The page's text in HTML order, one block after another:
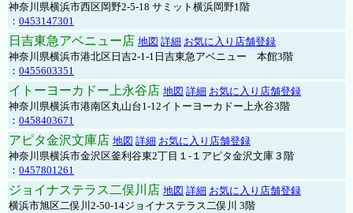
神奈川県横浜市西区岡野2-5-18 サミット横浜岡野1階
： 0453147301
日吉東急アベニュー店 地図 詳細 お気に入り店舗登録
神奈川県横浜市港北区日吉2-1-1日吉東急アベニュー 本館3階
： 0455603351
イトーヨーカドー上永谷店 地図 詳細 お気に入り店舗登録
神奈川県横浜市港南区丸山台1-12イトーヨーカドー上永谷3階
： 0458403671
アピタ金沢文庫店 地図 詳細 お気に入り店舗登録
神奈川県横浜市金沢区釜利谷東2丁目１-１アピタ金沢文庫３階
： 0457801261
ジョイナステラス二俣川店 地図 詳細 お気に入り店舗登録
横浜市旭区二俣川2-50-14ジョイナステラス二俣川 3階